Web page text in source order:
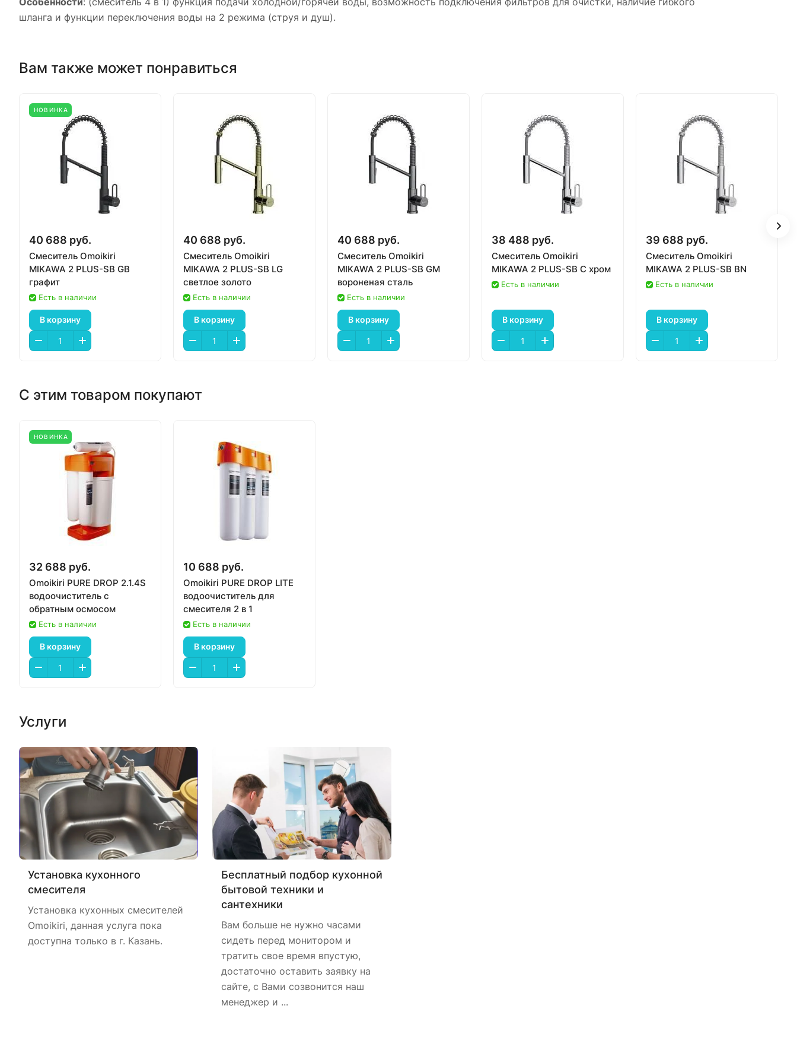
шланга и функции переключения воды на 2 режима (струя и душ).
Вам также может понравиться
НОВИНКА
40 688 руб.
Смеситель Omoikiri
MIKAWA 2 PLUS-SB GB
графит
Есть в наличии
В корзину
40 688 руб.
Смеситель Omoikiri
MIKAWA 2 PLUS-SB LG
светлое золото
Есть в наличии
В корзину
40 688 руб.
Смеситель Omoikiri
MIKAWA 2 PLUS-SB GM
вороненая сталь
Есть в наличии
В корзину
38 488 руб.
Смеситель Omoikiri
MIKAWA 2 PLUS-SB C хром
Есть в наличии
В корзину
39 688 руб.
Смеситель Omoikiri
MIKAWA 2 PLUS-SB BN
Есть в наличии
В корзину
С этим товаром покупают
НОВИНКА
32 688 руб.
Omoikiri PURE DROP 2.1.4S
водоочиститель с
обратным осмосом
Есть в наличии
В корзину
10 688 руб.
Omoikiri PURE DROP LITE
водоочиститель для
смесителя 2 в 1
Есть в наличии
В корзину
Услуги
Установка кухонного
смесителя
Установка кухонных смесителей
Omoikiri, данная услуга пока
доступна только в г. Казань.
Бесплатный подбор кухонной
бытовой техники и
сантехники
Вам больше не нужно часами
сидеть перед монитором и
тратить свое время впустую,
достаточно оставить заявку на
сайте, с Вами созвонится наш
менеджер и ...